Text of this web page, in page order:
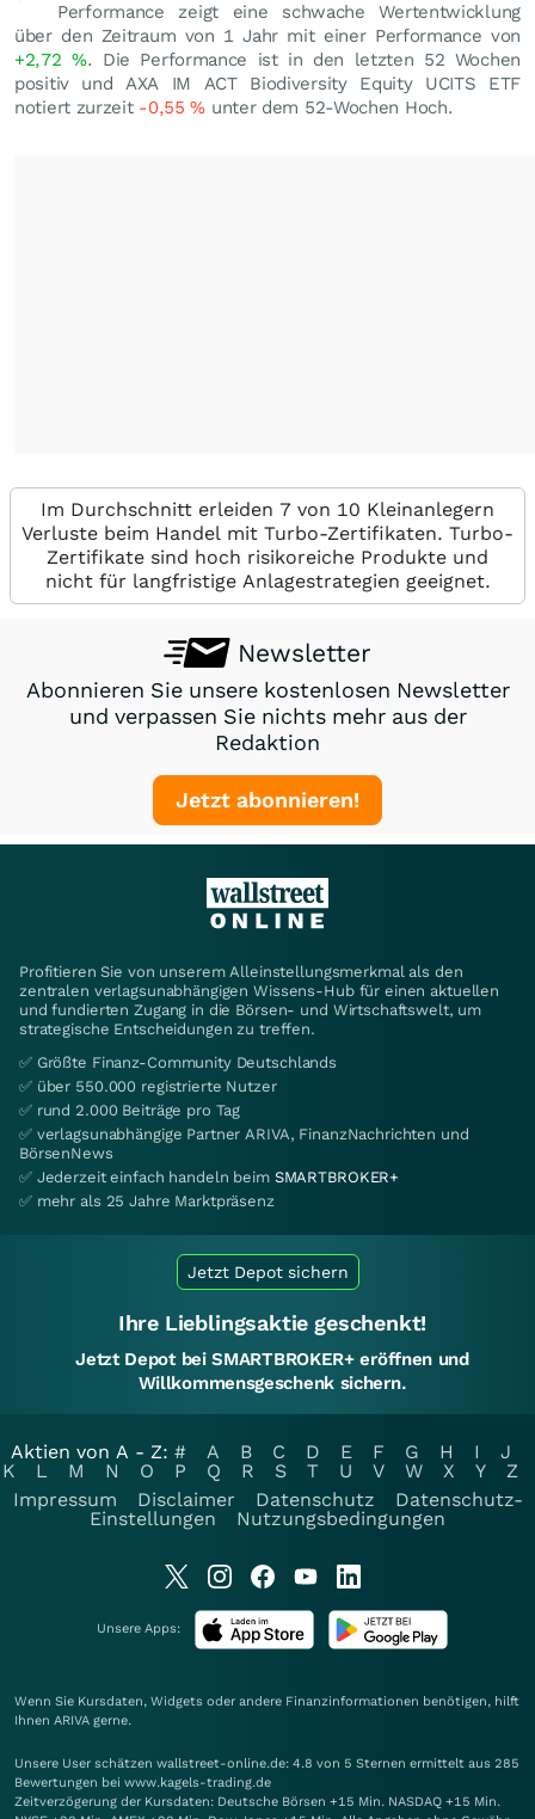
Performance zeigt eine schwache Wertentwicklung
über den Zeitraum von 1 Jahr mit einer Performance von
+2,72 %. Die Performance ist in den letzten 52 Wochen
positiv und AXA IM ACT Biodiversity Equity UCITS ETF
notiert zurzeit -0,55% unter dem 52-Wochen Hoch.
Im Durchschnitt erleiden 7 von 10 Kleinanlegern
Verluste beim Handel mit Turbo-Zertifikaten. Turbo-
Zertifikate sind hoch risikoreiche Produkte und
nicht für langfristige Anlagestrategien geeignet.
Newsletter
Abonnieren Sie unsere kostenlosen Newsletter
und verpassen Sie nichts mehr aus der
Redaktion
Jetzt abonnieren!
Profitieren Sie von unserem Alleinstellungsmerkmal als den
zentralen verlagsunabhängigen Wissens-Hub für einen aktuellen
und fundierten Zugang in die Börsen- und Wirtschaftswelt, um
strategische Entscheidungen zu treffen.
✅ Größte Finanz-Community Deutschlands
✅ über 550.000 registrierte Nutzer
✅ rund 2.000 Beiträge pro Tag
✅ verlagsunabhängige Partner ARIVA, FinanzNachrichten und
BörsenNews
✅ Jederzeit einfach handeln beim SMARTBROKER+
✅ mehr als 25 Jahre Marktpräsenz
Jetzt Depot sichern
Ihre Lieblingsaktie geschenkt!
Jetzt Depot bei SMARTBROKER+ eröffnen und
Willkommensgeschenk sichern.
Aktien von A - Z: # A B C D E F G H I
J
K
L M N O P Q R S T U V W X Y
Z
Impressum
Disclaimer Datenschutz
Datenschutz-
Einstellungen
Nutzungsbedingungen
Unsere Apps:
Wenn Sie Kursdaten, Widgets oder andere Finanzinformationen benötigen, hilft
Ihnen ARIVA gerne.
Unsere User schätzen wallstreet-online.de: 4.8 von 5 Sternen ermittelt aus 285
Bewertungen bei www.kagels-trading.de
Zeitverzögerung der Kursdaten: Deutsche Börsen +15 Min. NASDAQ +15 Min.